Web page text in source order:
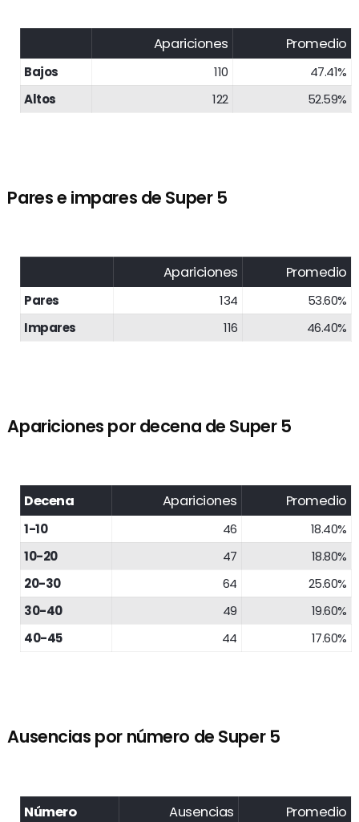
Apariciones Promedio
Bajos 110
47.41%
Altos
122 52.59%
Pares e impares de Super 5
Apariciones Promedio
Pares 134
53.60%
Impares
116 46.40%
Apariciones por decena de Super 5
Decena Apariciones Promedio
1-10 46
18.40%
10-20
47
18.80%
20-30
64
25.60%
30-40
49
19.60%
40-45
44 17.60%
Ausencias por número de Super 5
Número Ausencias Promedio